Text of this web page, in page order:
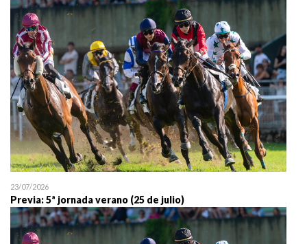
23/07/2026
Previa: 5ª jornada verano (25 de julio)